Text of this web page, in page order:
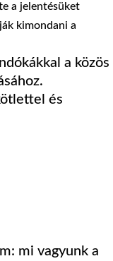
a jelentésüket
kimondani a
a közös
és
mi vagyunk a